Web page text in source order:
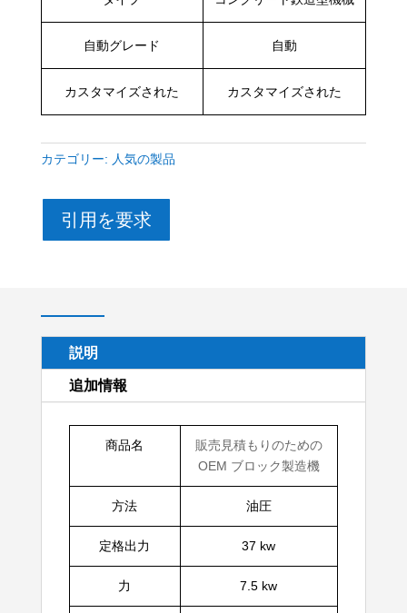
自動グレード 自動
カスタマイズされた カスタマイズされた
カテゴリー: 人気の製品
引用を要求
説明
追加情報
商品名
販売見積もりの​​ための
OEM ブロック製造機
方法 油圧
定格出力 37 kw
力 7.5 kw